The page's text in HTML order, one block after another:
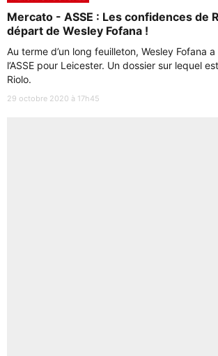
Mercato - ASSE : Les confidences de
départ de Wesley Fofana !
Au terme d’un long feuilleton, Wesley Fofana
l’ASSE pour Leicester. Un dossier sur lequel
Riolo.
29 octobre 2020 à 17h45